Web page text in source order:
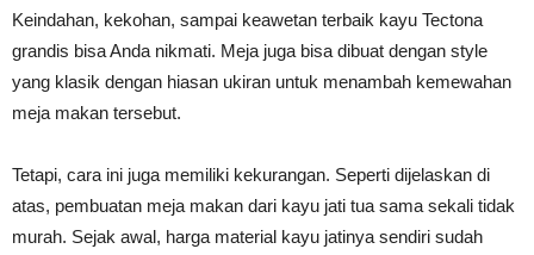
Keindahan, kekohan, sampai keawetan terbaik kayu Tectona
grandis bisa Anda nikmati. Meja juga bisa dibuat dengan style
yang klasik dengan hiasan ukiran untuk menambah kemewahan
meja makan tersebut.
Tetapi, cara ini juga memiliki kekurangan. Seperti dijelaskan di
atas, pembuatan meja makan dari kayu jati tua sama sekali tidak
murah. Sejak awal, harga material kayu jatinya sendiri sudah